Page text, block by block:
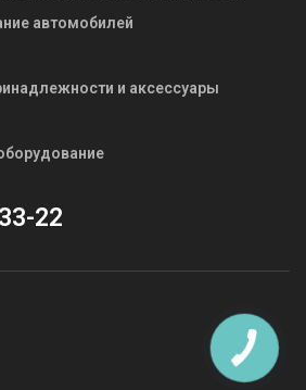
автомобилей
и аксессуары
22